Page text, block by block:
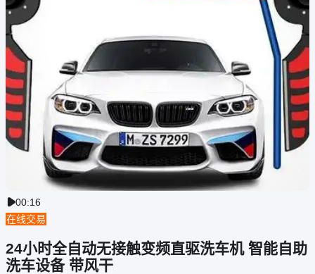
00:16
在线交易
24小时全自动无接触变频直驱洗车机 智能自助
洗车设备 带风干